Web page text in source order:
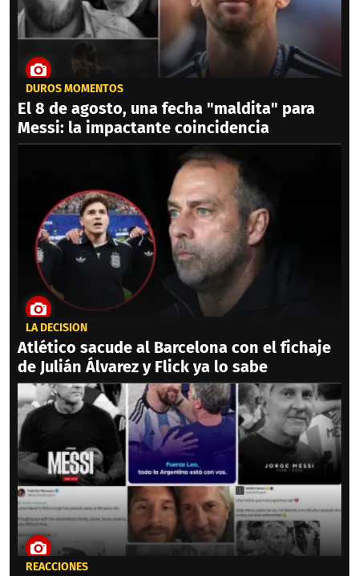
DUROS MOMENTOS
El 8 de agosto, una fecha "maldita" para
Messi: la impactante coincidencia
LA DECISIÓN
Atlético sacude al Barcelona con el fichaje
de Julián Álvarez y Flick ya lo sabe
REACCIONES